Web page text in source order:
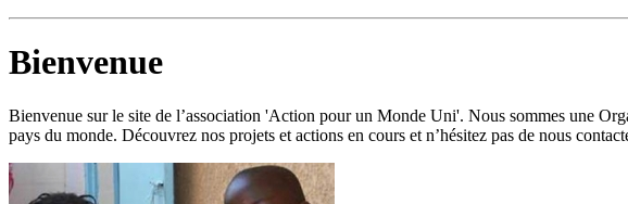
Bienvenue
Bienvenue sur le site de l’association 'Action pour un Monde Uni'. Nous sommes une
pays du monde. Découvrez nos projets et actions en cours et n’hésitez pas de nous